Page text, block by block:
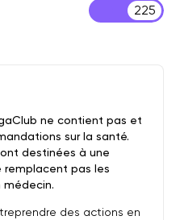
225
ne contient pas et
sur la santé.
destinées à une
pas les
médecin.
des actions en